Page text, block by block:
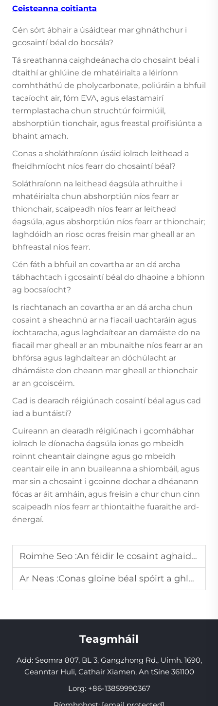
Ceisteanna coitianta
Cén sórt ábhair a úsáidtear mar ghnáthchur i
gcosaintí béal do bocsála?
Tá sreathanna caighdeánacha do chosaint béal i
dtaithí ar ghlúine de mhatéirialta a léiríonn
comhtháthú de pholycarbonate, poliúráin a bhfuil
tacaíocht air, fóm EVA, agus elastamairí
termplastacha chun struchtúr foirmiúil,
abshorptiún tionchair, agus freastal proifisiúnta a
bhaint amach.
Conas a sholáthraíonn úsáid iolrach leithead a
fheidhmíocht níos fearr do chosaintí béal?
Soláthraíonn na leithead éagsúla athruithe i
mhatéirialta chun abshorptiún níos fearr ar
thionchair, scaipeadh níos fearr ar leithead
éagsúla, agus abshorptiún níos fearr ar thionchair;
laghdóidh an riosc ocras freisin mar gheall ar an
bhfreastal níos fearr.
Cén fáth a bhfuil an covartha ar an dá archa
tábhachtach i gcosaintí béal do dhaoine a bhíonn
ag bocsaíocht?
Is riachtanach an covartha ar an dá archa chun
cosaint a sheachnú ar na fiacail uachtaráin agus
íochtaracha, agus laghdaítear an damáiste do na
fiacail mar gheall ar an mbunaithe níos fearr ar an
bhfórsa agus laghdaítear an dóchúlacht ar
dhámáiste don cheann mar gheall ar thionchair
ar an gcoiscéim.
Cad is dearadh réigiúnach cosaintí béal agus cad
iad a buntáistí?
Cuireann an dearadh réigiúnach i gcomhábhar
iolrach le díonacha éagsúla ionas go mbeidh
roinnt cheantair daingne agus go mbeidh
ceantair eile in ann buaileanna a shiombáil, agus
mar sin a chosaint i gcoinne dochar a dhéanann
fócas ar áit amháin, agus freisin a chur chun cinn
scaipeadh níos fearr ar thiontaithe fuaraithe ard-
énergaí.
Roimhe Seo :An féidir le cosaint aghaidh ina gcoimeádann an gruaim a laghdú a bhaineann le gruaimint fiacla?
Ar Neas :Conas gloine béal spóirt a ghlanadh tar éis gach úsáid chun bacainní a sheachaint?
Teagmháil
Add: Seomra 807, BL 3, Gangzhong Rd., Uimh. 1690,
Ceanntar Huli, Cathair Xiamen, An tSíne 361100
Lorg: +86-13859990367